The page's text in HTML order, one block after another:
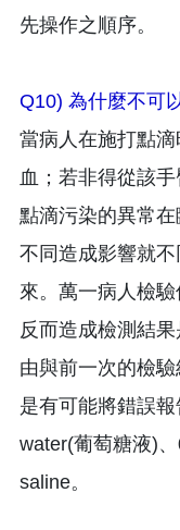
先操作之順序。
Q10) 為什麼不可
當病人在施打點
血；若非得從該
點滴污染的異常
不同造成影響就
來。萬一病人檢
反而造成檢測結
由與前一次的檢
是有可能將錯誤
water(葡萄糖液)
saline。